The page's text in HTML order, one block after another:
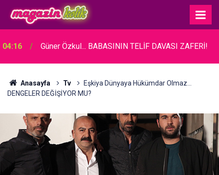
04:08
Atiye... KONSER ÖNCESİ FENALAŞINCA
HASTANEYE KALDIRILDI!
Anasayfa Tv
Eşkiya Dünyaya Hükümdar Olmaz...
DENGELER DEĞİŞİYOR MU?